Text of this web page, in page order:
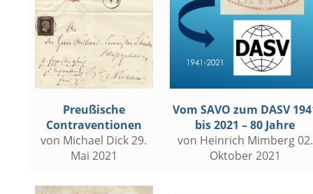
Preußische
Contraventionen
von Michael Dick 29.
Mai 2021
Vom SAVO zum DASV
bis 2021 – 80 Jahre
von Heinrich Mimberg 02.
Oktober 2021